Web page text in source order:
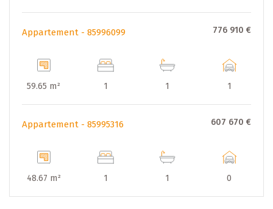
Appartement - 85996099 776 910 €
59.65 m² 1 1 1
Appartement - 85995316 607 670 €
48.67 m² 1 1 0